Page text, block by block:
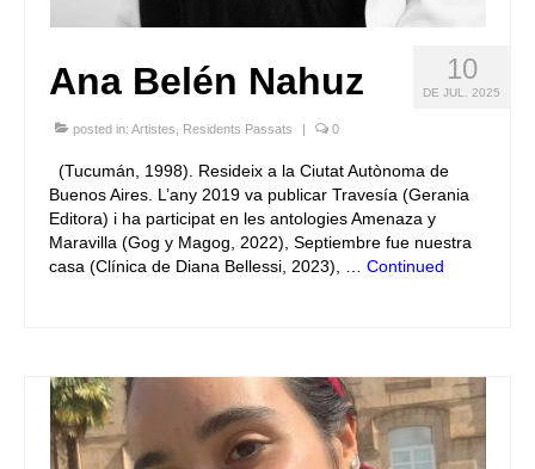
10
DE JUL. 2025
Ana Belén Nahuz
posted in: Artistes Residents Passats | 0
(Tucumán, 1998). Resideix a la Ciutat Autònoma de
Buenos Aires. L’any 2019 va publicar Travesía (Gerania
Editora) i ha participat en les antologies Amenaza y
Maravilla (Gog y Magog, 2022), Septiembre fue nuestra
casa (Clínica de Diana Bellessi, 2023), … Continued